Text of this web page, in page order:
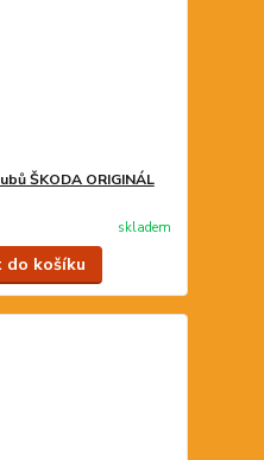
ŠKODA ORIGINÁL
skladem
do košíku